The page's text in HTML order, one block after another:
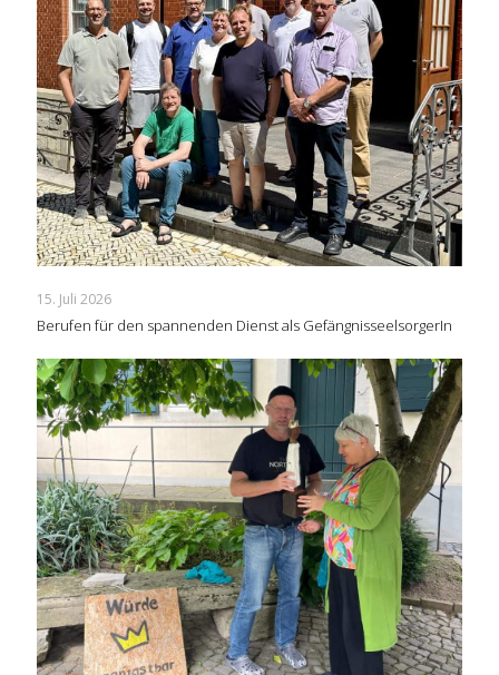
15. Juli 2026
Berufen für den spannenden Dienst als GefängnisseelsorgerIn